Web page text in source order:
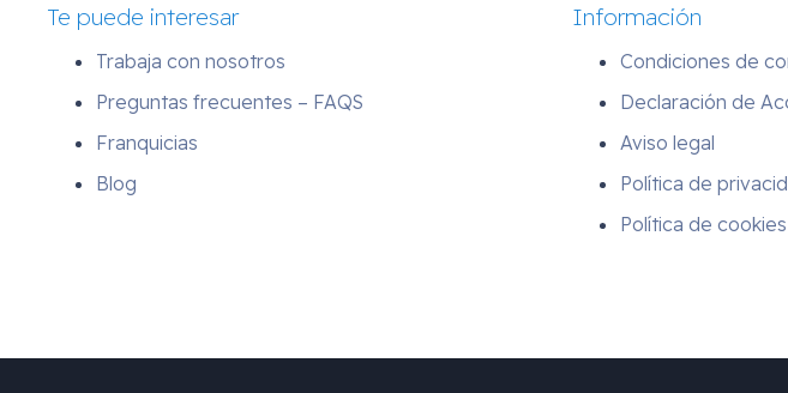
Te puede interesar
Trabaja con nosotros
Preguntas frecuentes – FAQS
Franquicias
Blog
Información
Condiciones de
Declaración de
Aviso legal
Política de
Política de cookies